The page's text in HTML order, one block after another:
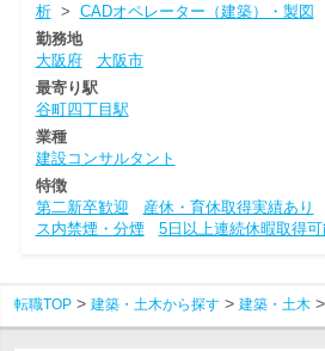
析> CADオペレーター（建築）・製図
勤務地
大阪府
大阪市
最寄り駅
谷町四丁目駅
業種
建設コンサルタント
特徴
第二新卒歓迎
産休・育休取得実績あり
ス内禁煙・分煙
5日以上連続休暇取得可
転職TOP 建築・土木から探す 建築・土木